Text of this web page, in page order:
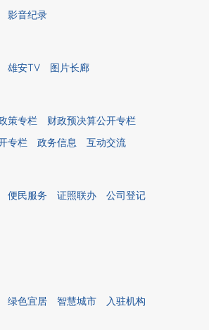
影音纪录
雄安TV 图片长廊
策专栏
财政预决算公开专栏
专栏
政务信息 互动交流
便民服务 证照联办
公司登记
绿色宜居 智慧城市 入驻机构